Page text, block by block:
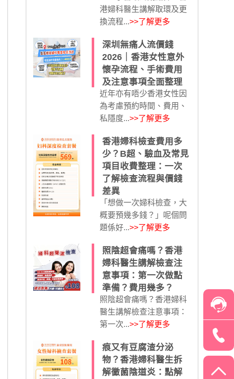
港婦科醫生講解取環及更
換流程...>>了解更多
深圳無痛人流價錢
2026｜香港女性意外
懷孕流程、手術費用
及注意事項全面整理
近年亦有唔少香港女性因
為考慮預約時間、費用、
私隱度...>>了解更多
香港婦科檢查費用多
少？B超、驗血及常見
項目收費整理：一次
了解檢查流程與價錢
差異
「想做一次婦科檢查，大
概要預幾多錢？」呢個問
題係好...>>了解更多
照陰超會痛嗎？香港
婦科醫生講解檢查注
意事項：第一次做點
準備？費用幾多？
照陰超會痛嗎？香港婦科
醫生講解檢查注意事項：
第一次...>>了解更多
痕又有豆腐渣分泌
物？香港婦科醫生拆
解黴菌陰道炎：點解